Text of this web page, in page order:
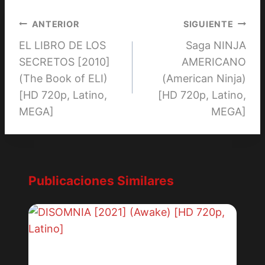
entrada:
Navegación
de
entradas
ANTERIOR
EL LIBRO DE LOS
SECRETOS [2010]
(The Book of ELI)
[HD 720p, Latino,
MEGA]
SIGUIENTE
Saga NINJA
AMERICANO
(American Ninja)
[HD 720p, Latino,
MEGA]
Publicaciones Similares